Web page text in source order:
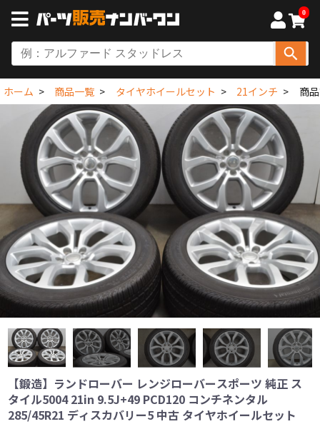
0
ホーム 商品一覧 タイヤホイールセット 21インチ 商
【鍛造】ランドローバー レンジローバースポーツ 純正 ス
タイル5004 21in 9.5J+49 PCD120 コンチネンタル
285/45R21 ディスカバリー5 中古 タイヤホイールセット